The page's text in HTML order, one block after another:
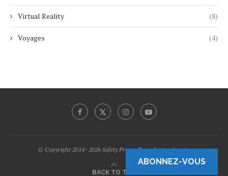
Virtual Reality (8)
Voyages (4)
© Copyright 2014- 2026 Safety Promo Tous droits réservés.
BACK TO TOP
ABONNEZ-VOUS